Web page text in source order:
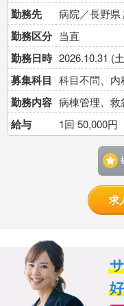
勤務先
病院／長野
勤務区分 当直
勤務日時 2026.10.31 (
募集科目 科目不問、内
勤務内容 病棟管理、救
給与 1回 50,000円
求